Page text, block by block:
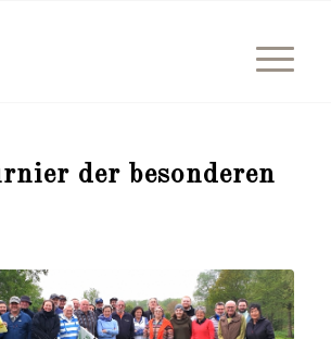
der besonderen